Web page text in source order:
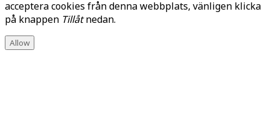
acceptera cookies från denna webbplats, vänligen klicka
på knappen Tillåtnedan.
Allow